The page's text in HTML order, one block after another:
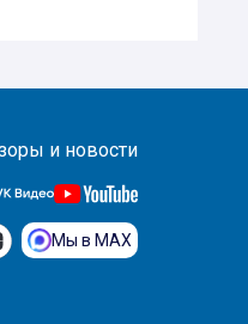
и новости
Мы в MAX